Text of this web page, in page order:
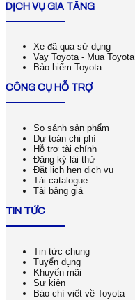
DỊCH VỤ GIA TĂNG
Xe đã qua sử dụng
Vay Toyota - Mua Toyota
Bảo hiểm Toyota
CÔNG CỤ HỖ TRỢ
So sánh sản phẩm
Dự toán chi phí
Hỗ trợ tài chính
Đăng ký lái thử
Đặt lịch hẹn dịch vụ
Tải catalogue
Tải bảng giá
TIN TỨC
Tin tức chung
Tuyển dụng
Khuyến mãi
Sự kiện
Báo chí viết về Toyota